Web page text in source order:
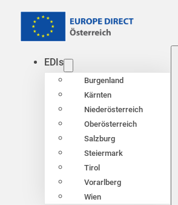
EDIs
Burgenland
Kärnten
Niederösterreich
Oberösterreich
Salzburg
Steiermark
Tirol
Vorarlberg
Wien